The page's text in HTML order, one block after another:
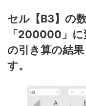
セル【B3】の
「200000」に
の引き算の結
す。